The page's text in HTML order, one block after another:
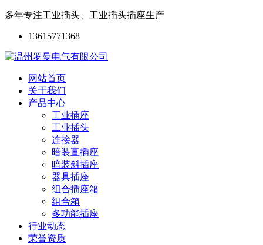
多年专注工业插头、工业插头插座生产
13615771368
网站首页
关于我们
产品中心
工业插座
工业插头
连接器
暗装直插座
暗装斜插座
器具插座
组合插座箱
组合箱
多功能插座
行业动态
荣誉资质